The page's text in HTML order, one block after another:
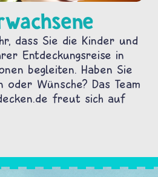
dass Sie die Kinder und
Entdeckungsreise in
begleiten. Haben Sie
oder Wünsche? Das Team
freut sich auf